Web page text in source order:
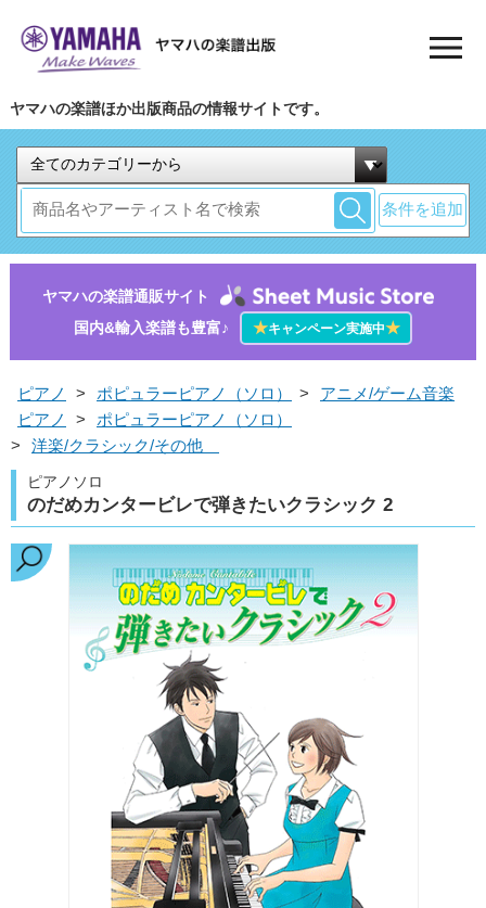
ヤマハの楽譜ほか出版商品の情報サイトです。
条件を追加
ヤマハの楽譜通販サイト
国内&輸入楽譜も豊富♪
★キャンペーン実施中★
ピアノ > ポピュラーピアノ（ソロ） >
アニメ/ゲーム音楽
ピアノ
>
ポピュラーピアノ（ソロ）
>
洋楽/クラシック/その他
ピアノソロ
のだめカンタービレで弾きたいクラシック 2